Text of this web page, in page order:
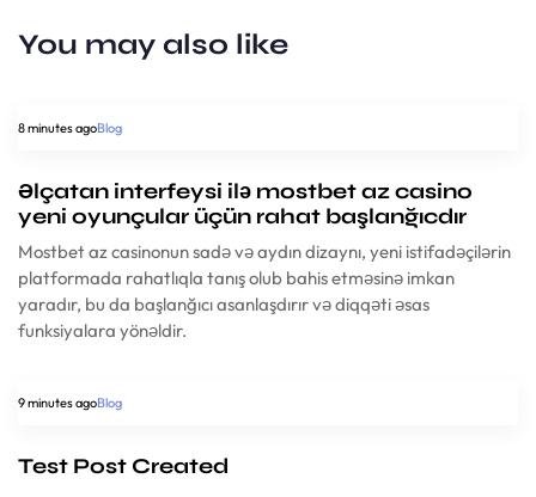
You may also like
8 minutes agoBlog
Əlçatan interfeysi ilə mostbet az casino
yeni oyunçular üçün rahat başlanğıcdır
Mostbet az casinonun sadə və aydın dizaynı, yeni istifadəçilərin
platformada rahatlıqla tanış olub bahis etməsinə imkan
yaradır, bu da başlanğıcı asanlaşdırır və diqqəti əsas
funksiyalara yönəldir.
9 minutes agoBlog
Test Post Created